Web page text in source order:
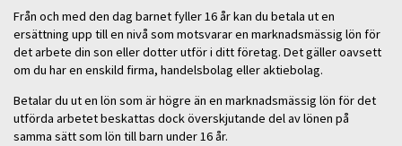
Från och med den dag barnet fyller 16 år kan du betala ut en
ersättning upp till en nivå som motsvarar en marknadsmässig lön för
det arbete din son eller dotter utför i ditt företag. Det gäller oavsett
om du har en enskild firma, handelsbolag eller aktiebolag.
Betalar du ut en lön som är högre än en marknadsmässig lön för det
utförda arbetet beskattas dock överskjutande del av lönen på
samma sätt som lön till barn under 16 år.